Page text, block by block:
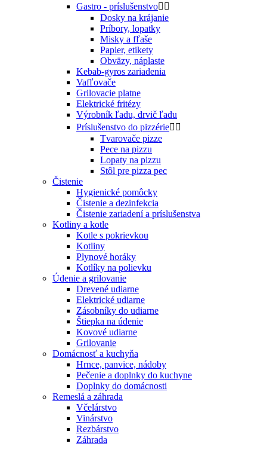
Gastro - príslušenstvo 
Dosky na krájanie
Príbory, lopatky
Misky a fľaše
Papier, etikety
Obväzy, náplaste
Kebab-gyros zariadenia
Vafľovače
Grilovacie platne
Elektrické fritézy
Výrobník ľadu, drvič ľadu
Príslušenstvo do pizzérie 
Tvarovače pizze
Pece na pizzu
Lopaty na pizzu
Stôl pre pizza pec
Čistenie
Hygienické pomôcky
Čistenie a dezinfekcia
Čistenie zariadení a príslušenstva
Kotliny a kotle
Kotle s pokrievkou
Kotliny
Plynové horáky
Kotlíky na polievku
Údenie a grilovanie
Drevené udiarne
Elektrické udiarne
Zásobníky do udiarne
Štiepka na údenie
Kovové udiarne
Grilovanie
Domácnosť a kuchyňa
Hrnce, panvice, nádoby
Pečenie a doplnky do kuchyne
Doplnky do domácnosti
Remeslá a záhrada
Včelárstvo
Vinárstvo
Rezbárstvo
Záhrada